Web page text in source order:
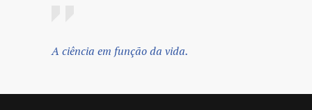
A ciência em função da vida.